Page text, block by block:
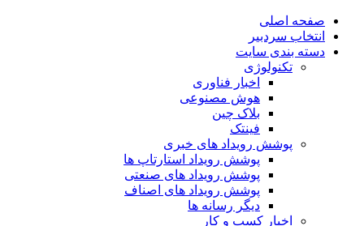
صفحه اصلی
انتخاب سردبیر
دسته بندی سایت
تکنولوژی
اخبار فناوری
هوش مصنوعی
بلاک چین
فینتک
پوشش رویداد های خبری
پوشش رویداد استارتاپ ها
پوشش رویداد های صنعتی
پوشش رویداد های اصناف
دیگر رسانه ها
اخبار کسب و کار